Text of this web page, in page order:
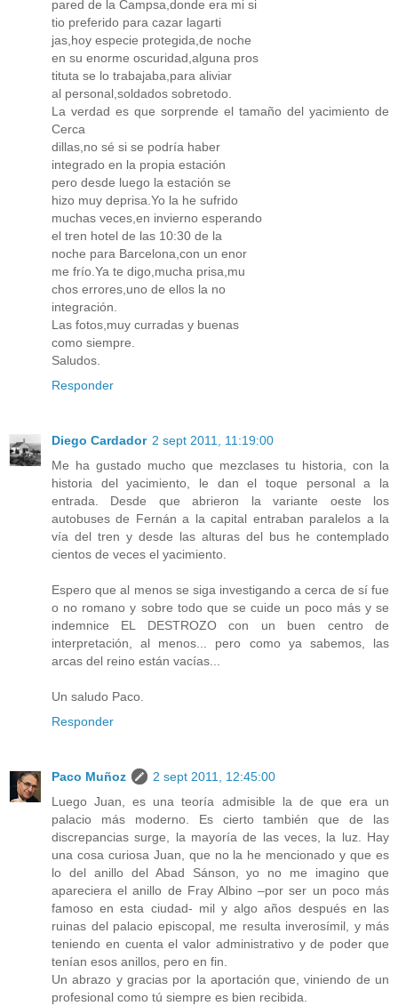
pared de la Campsa,donde era mi si
tio preferido para cazar lagarti
jas,hoy especie protegida,de noche
en su enorme oscuridad,alguna pros
tituta se lo trabajaba,para aliviar
al personal,soldados sobretodo.
La verdad es que sorprende el tamaño del yacimiento de
Cerca
dillas,no sé si se podría haber
integrado en la propia estación
pero desde luego la estación se
hizo muy deprisa.Yo la he sufrido
muchas veces,en invierno esperando
el tren hotel de las 10:30 de la
noche para Barcelona,con un enor
me frío.Ya te digo,mucha prisa,mu
chos errores,uno de ellos la no
integración.
Las fotos,muy curradas y buenas
como siempre.
Saludos.
Responder
Diego Cardador 2 sept 2011, 11:19:00
Me ha gustado mucho que mezclases tu historia, con la
historia del yacimiento, le dan el toque personal a la
entrada. Desde que abrieron la variante oeste los
autobuses de Fernán a la capital entraban paralelos a la
vía del tren y desde las alturas del bus he contemplado
cientos de veces el yacimiento.
Espero que al menos se siga investigando a cerca de sí fue
o no romano y sobre todo que se cuide un poco más y se
indemnice EL DESTROZO con un buen centro de
interpretación, al menos... pero como ya sabemos, las
arcas del reino están vacías...
Un saludo Paco.
Responder
Paco Muñoz
2 sept 2011, 12:45:00
Luego Juan, es una teoría admisible la de que era un
palacio más moderno. Es cierto también que de las
discrepancias surge, la mayoría de las veces, la luz. Hay
una cosa curiosa Juan, que no la he mencionado y que es
lo del anillo del Abad Sánson, yo no me imagino que
apareciera el anillo de Fray Albino –por ser un poco más
famoso en esta ciudad- mil y algo años después en las
ruinas del palacio episcopal, me resulta inverosímil, y más
teniendo en cuenta el valor administrativo y de poder que
tenían esos anillos, pero en fin.
Un abrazo y gracias por la aportación que, viniendo de un
profesional como tú siempre es bien recibida.